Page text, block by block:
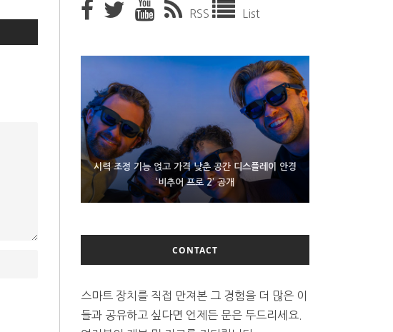
RSS List
시력 조정 기능 얹고 가격 낮춘 공간 디스플레이 안경
‘비추어 프로 2’ 공개
D램 부족에 10억달러어치 아이폰18 프로세서 패키징
대기 중
300~400달러 반지형 스피커 준비하는 오픈AI
CONTACT
스마트 장치를 직접 만져본 그 경험을 더 많은 이
들과 공유하고 싶다면 언제든 문은 두드리세요.